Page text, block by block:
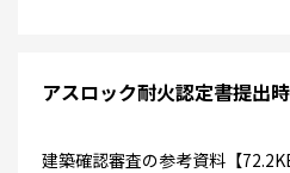
アスロック耐火認定書提出
建築確認審査の参考資料【